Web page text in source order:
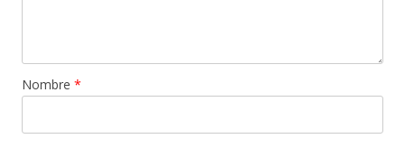
Nombre *